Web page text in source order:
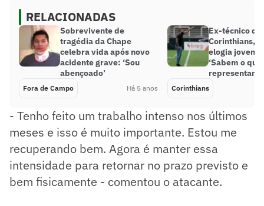
RELACIONADAS
Sobrevivente de
tragédia da Chape
celebra vida após novo
acidente grave: ‘Sou
abençoado’
Fora de Campo Há 5 anos
Ex-técnico do
Corinthians,
elogia jovens
‘Sabem o que
representam’
Corinthians
- Tenho feito um trabalho intenso nos últimos
meses e isso é muito importante. Estou me
recuperando bem. Agora é manter essa
intensidade para retornar no prazo previsto e
bem fisicamente - comentou o atacante.